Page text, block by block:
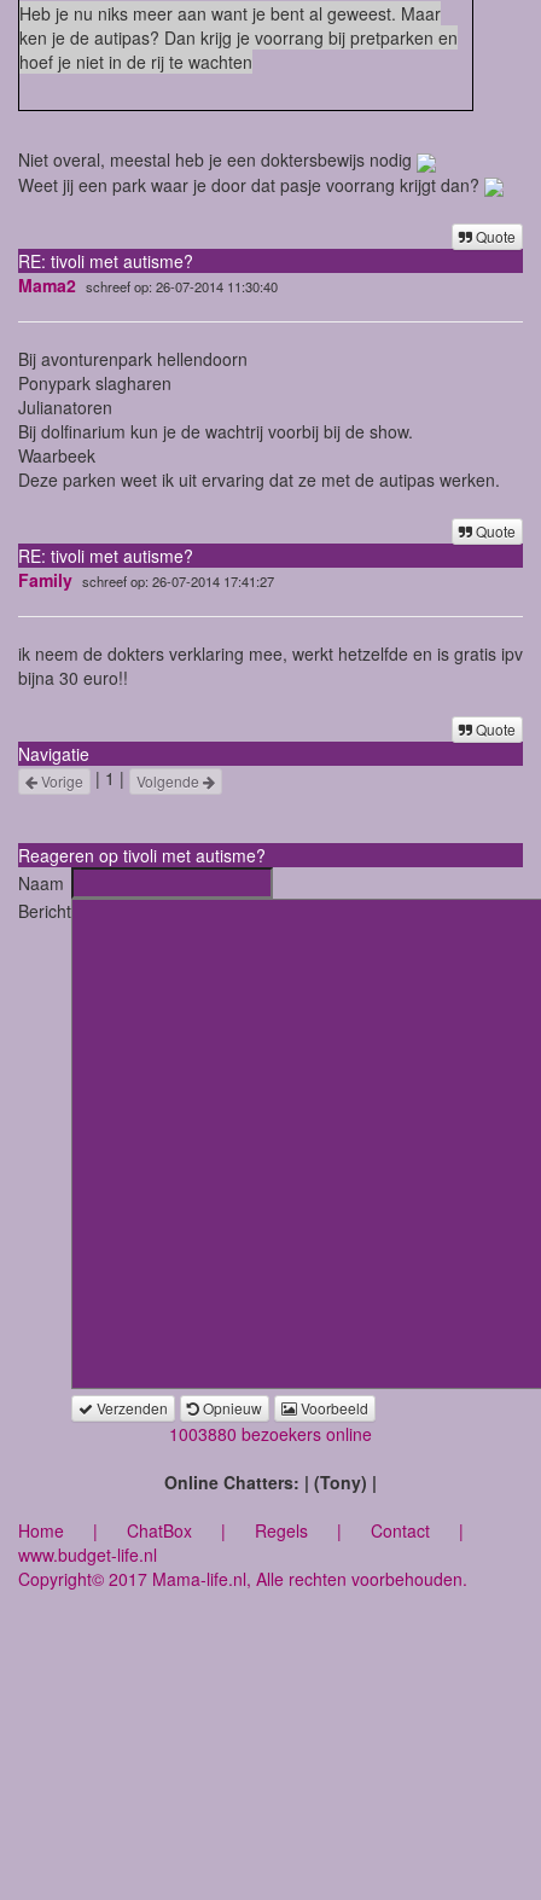
Heb je nu niks meer aan want je bent al geweest. Maar
ken je de autipas? Dan krijg je voorrang bij pretparken en
hoef je niet in de rij te wachten
Niet overal, meestal heb je een doktersbewijs nodig
Weet jij een park waar je door dat pasje voorrang krijgt dan?
Quote
RE: tivoli met autisme?
Mama2 schreef op: 26-07-2014 11:30:40
Bij avonturenpark hellendoorn
Ponypark slagharen
Julianatoren
Bij dolfinarium kun je de wachtrij voorbij bij de show.
Waarbeek
Deze parken weet ik uit ervaring dat ze met de autipas werken.
Quote
RE: tivoli met autisme?
Family schreef op: 26-07-2014 17:41:27
ik neem de dokters verklaring mee, werkt hetzelfde en is gratis ipv
bijna 30 euro!!
Quote
Navigatie
Vorige | 1 | Volgende
Reageren op tivoli met autisme?
Naam
Bericht
Verzenden Opnieuw Voorbeeld
1003880 bezoekers online
Online Chatters: | (Tony) |
Home | ChatBox | Regels | Contact |
www.budget-life.nl
Copyright© 2017 Mama-life.nl, Alle rechten voorbehouden.